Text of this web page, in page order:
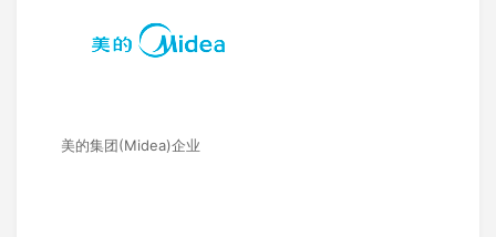
美的集团(Midea)企业